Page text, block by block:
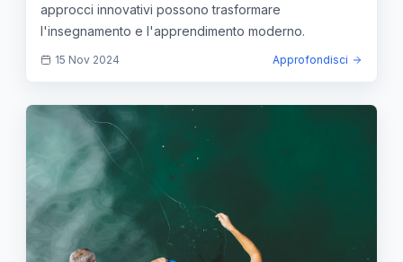
approcci innovativi possono trasformare
l'insegnamento e l'apprendimento moderno.
15 Nov 2024 Approfondisci